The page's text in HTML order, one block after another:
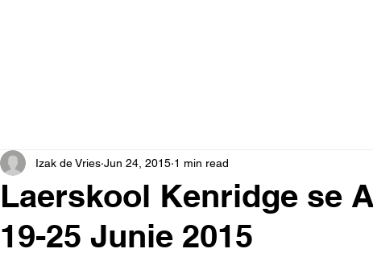
Laerskool Kenridge se
19-25 Junie 2015
Izak de Vries Jun 24, 2015 1 min read